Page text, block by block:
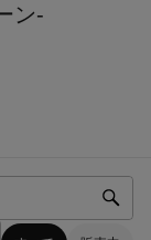
ン-